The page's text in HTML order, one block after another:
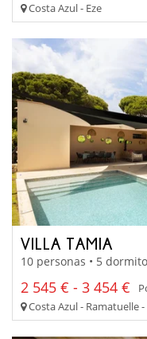
Costa Azul - Eze
VILLA TAMIA
10 personas • 5
2 545 € - 3 454 €
Costa Azul - Ramatuelle